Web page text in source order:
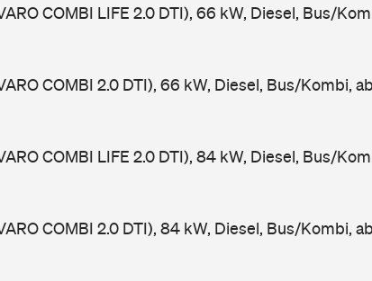
COMBI LIFE 2.0 DTI), 66 kW, Diesel, Bus/
COMBI 2.0 DTI), 66 kW, Diesel, Bus/Kombi,
COMBI LIFE 2.0 DTI), 84 kW, Diesel, Bus/
COMBI 2.0 DTI), 84 kW, Diesel, Bus/Kombi,